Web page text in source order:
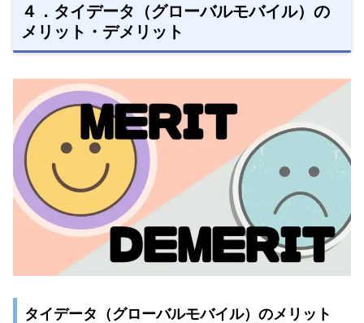
４．タイデータ（グローバルモバイル）の
メリット・デメリット
タイデータ（グローバルモバイル）のメリット